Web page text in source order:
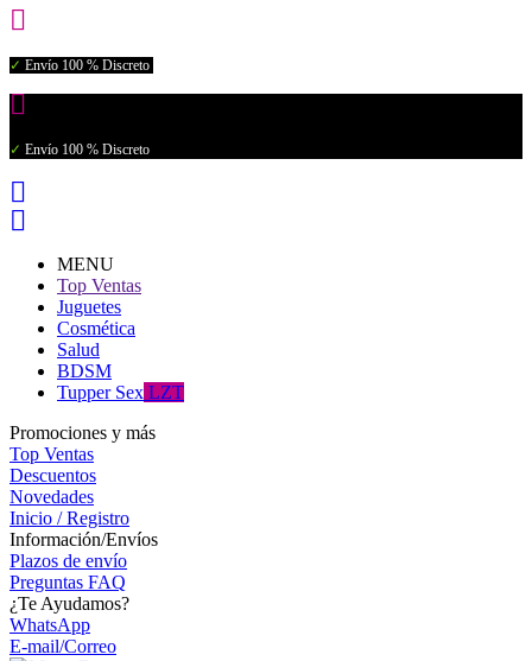

✓ Envío 100 % Discreto

✓ Envío 100 % Discreto


MENU
Top Ventas
Juguetes
Cosmética
Salud
BDSM
Tupper Sex LZT
Promociones y más
Top Ventas
Descuentos
Novedades
Inicio / Registro
Información/Envíos
Plazos de envío
Preguntas FAQ
¿Te Ayudamos?
WhatsApp
E-mail/Correo